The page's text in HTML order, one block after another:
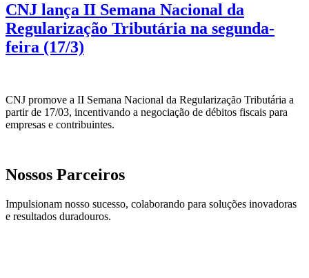
CNJ lança II Semana Nacional da
Regularização Tributária na segunda-
feira (17/3)
CNJ promove a II Semana Nacional da Regularização Tributária a
partir de 17/03, incentivando a negociação de débitos fiscais para
empresas e contribuintes.
Nossos Parceiros
Impulsionam nosso sucesso, colaborando para soluções inovadoras
e resultados duradouros.